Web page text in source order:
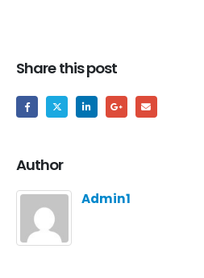
Share this post
Author
Admin1